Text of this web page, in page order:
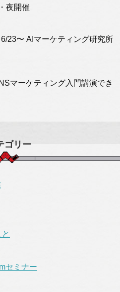
夜開催
6/23〜 AIマーケティング研究所
マーケティング入門講演でき
ゴリー
セミナー